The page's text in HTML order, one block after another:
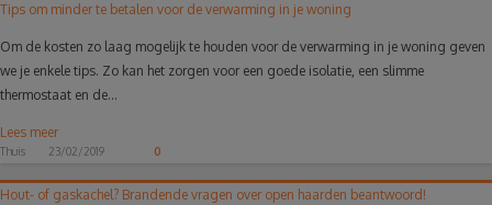
Tips om minder te betalen voor de verwarming in je woning
Om de kosten zo laag mogelijk te houden voor de verwarming in je woning geven
we je enkele tips. Zo kan het zorgen voor een goede isolatie, een slimme
thermostaat en de...
Lees meer
Thuis 23/02/2019 0
Hout- of gaskachel? Brandende vragen over open haarden beantwoord!